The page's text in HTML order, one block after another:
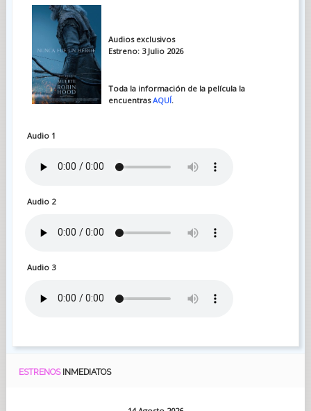
Audios exclusivos
Estreno: 3 Julio 2026
Toda la información de la película la
encuentrasAQUÍ.
Audio 1
Audio 2
Audio 3
ESTRENOS INMEDIATOS